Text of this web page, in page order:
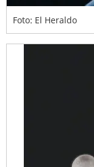
Foto: El Heraldo